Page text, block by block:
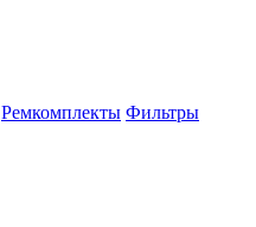
Ремкомплекты Фильтры